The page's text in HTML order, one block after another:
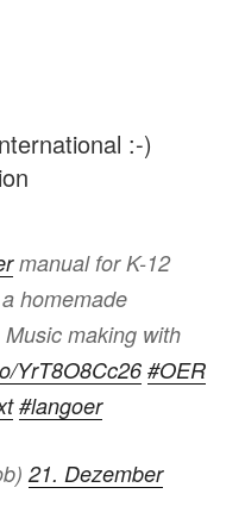
:-)
manual for K-12
homemade
making with
YrT8O8Cc26 #OER
#langoer
21. Dezember